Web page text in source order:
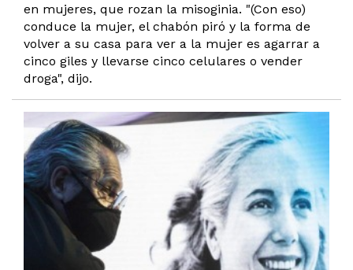
en mujeres, que rozan la misoginia. "(Con eso)
conduce la mujer, el chabón piró y la forma de
volver a su casa para ver a la mujer es agarrar a
cinco giles y llevarse cinco celulares o vender
droga", dijo.